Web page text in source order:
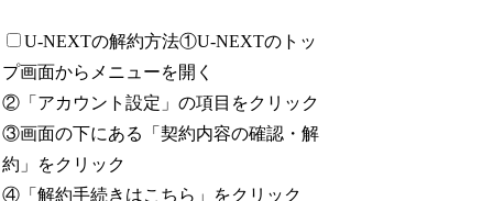
U-NEXTの解約方法①U-NEXTのトッ
プ画面からメニューを開く
②「アカウント設定」の項目をクリック
③画面の下にある「契約内容の確認・解
約」をクリック
④「解約手続きはこちら」をクリック